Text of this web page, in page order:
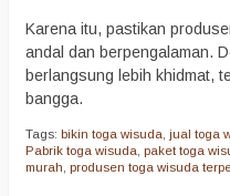
Karena itu, pastikan
andal dan berpengalaman.
berlangsung lebih khidmat,
bangga.
Tags: bikin toga wisuda jual toga
Pabrik toga wisuda paket toga
murah produsen toga wisuda